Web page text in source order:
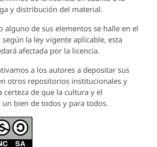
y distribución del material.
alguno de sus elementos se halle en el
la ley vigente aplicable, esta
afectada por la licencia.
a los autores a depositar sus
otros repositorios institucionales y
certeza de que la cultura y el
bien de todos y para todos.